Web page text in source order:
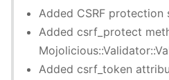
Added CSRF protection
Added csrf_protect
Added csrf_token